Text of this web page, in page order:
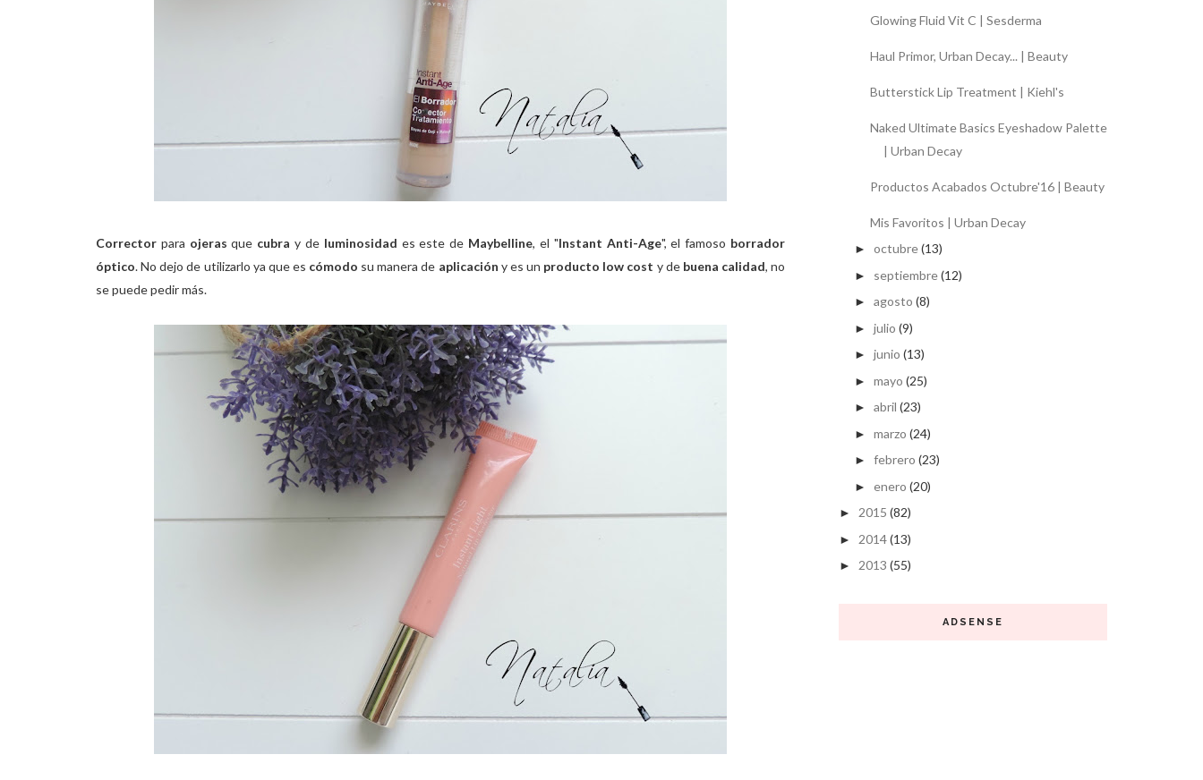
Corrector para ojeras que cubra y de luminosidad es este de Maybelline, el "Instant Anti-Age", el famoso borrador
óptico. No dejo de utilizarlo ya que es cómodo su manera de aplicación y es un producto low cost y de buena calidad, no
se puede pedir más.
Glowing Fluid Vit C | Sesderma
Haul Primor, Urban Decay... | Beauty
Butterstick Lip Treatment | Kiehl's
Naked Ultimate Basics Eyeshadow Palette
| Urban Decay
Productos Acabados Octubre'16 | Beauty
Mis Favoritos | Urban Decay
► octubre(13)
► septiembre(12)
► agosto (8)
► julio (9)
► junio (13)
► mayo (25)
► abril (23)
► marzo (24)
► febrero (23)
► enero (20)
► 2015 (82)
► 2014(13)
► 2013 (55)
ADSENSE